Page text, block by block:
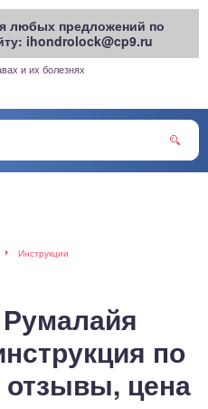
СУСТАВАХ.РУ
и их болезнях
Инструкции
по
цена
любых предложений по
ihondrolock@cp9.ru